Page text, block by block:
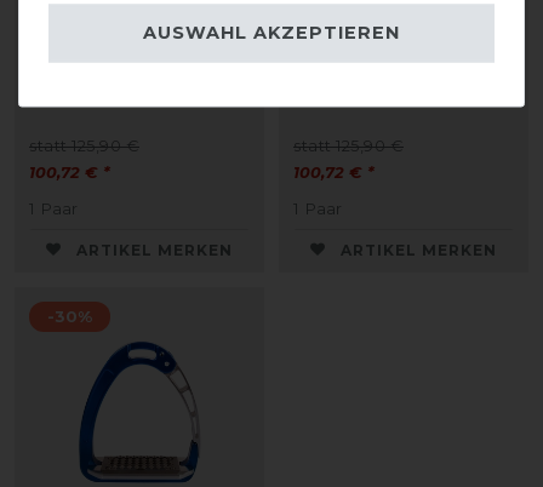
statt 125,90 €
100,72 € *
1 Paar
ARTIKEL MERKEN
statt 125,90 €
100,72 € *
1 Paar
ARTIKEL MERKEN
-30%
AUSWAHL AKZEPTIEREN